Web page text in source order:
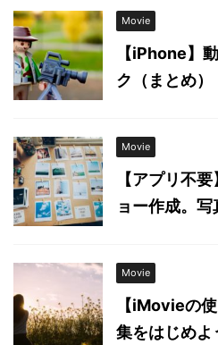
Movie
【iPhone】
ク（まとめ）
Movie
【アプリ不
ョー作成。
Movie
【iMovieの
集をはじめよ